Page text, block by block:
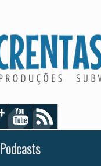
Podcasts